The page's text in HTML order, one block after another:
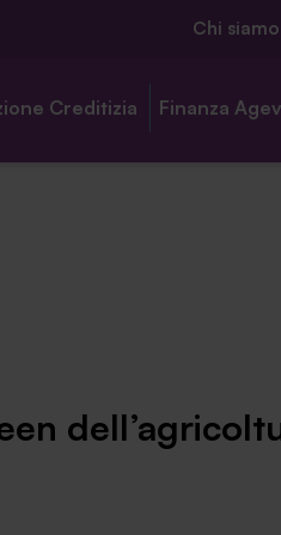
Chi siamo
Creditizia Finanza